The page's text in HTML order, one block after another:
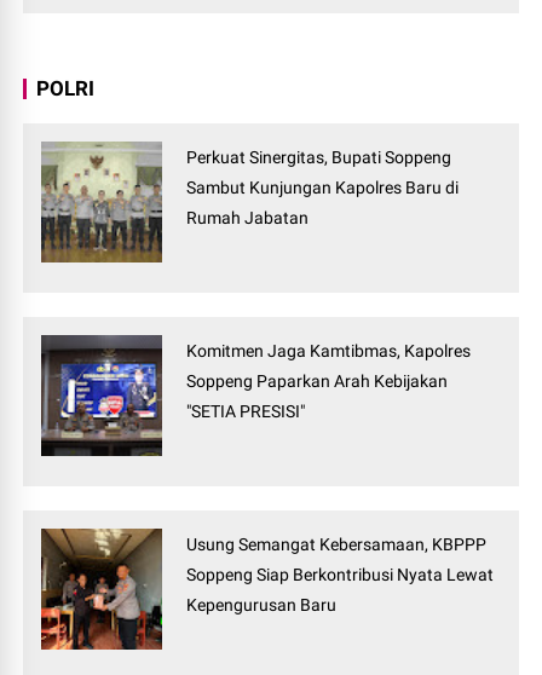
POLRI
Perkuat Sinergitas, Bupati Soppeng
Sambut Kunjungan Kapolres Baru di
Rumah Jabatan
Komitmen Jaga Kamtibmas, Kapolres
Soppeng Paparkan Arah Kebijakan
"SETIA PRESISI"
Usung Semangat Kebersamaan, KBPPP
Soppeng Siap Berkontribusi Nyata Lewat
Kepengurusan Baru